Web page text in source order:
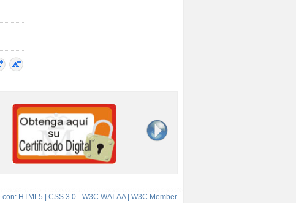
HTML5 | CSS 3.0 - W3C WAI-AA | W3C Member